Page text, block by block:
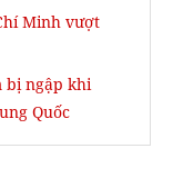
Minh vượt
bị ngập khi
Quốc